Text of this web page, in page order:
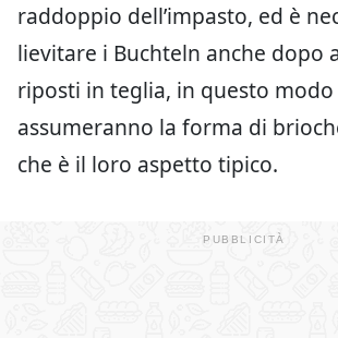
raddoppio dell’impasto, ed è
lievitare i Buchteln anche dopo
riposti in teglia, in questo modo
assumeranno la forma di
che è il loro aspetto tipico.